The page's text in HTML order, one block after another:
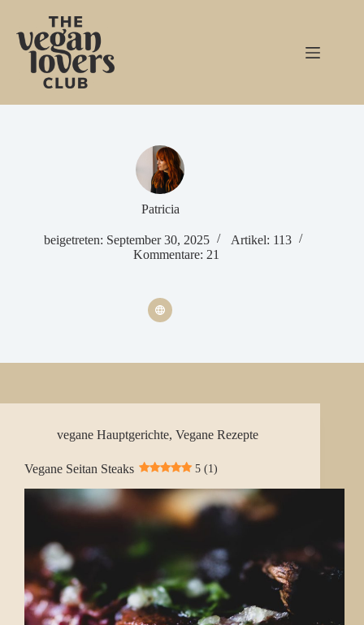
springen
Patricia
beigetreten: September 30, 2025
Artikel: 113
Kommentare: 21
vegane Hauptgerichte, Vegane Rezepte
Vegane Seitan Steaks 5 (1)